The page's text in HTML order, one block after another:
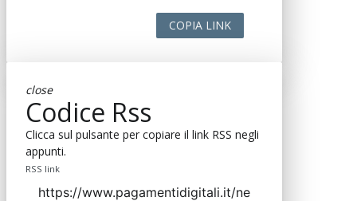
COPIA LINK
close
Codice Rss
Clicca sul pulsante per copiare il link RSS negli
appunti.
RSS link